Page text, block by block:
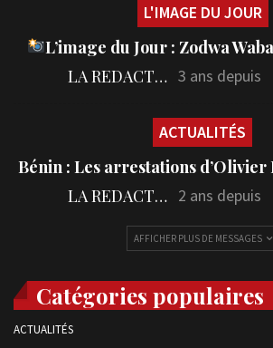
L'IMAGE DU JOUR
L’image du Jour : Zodwa
LA REDACTION 3 ans depuis
ACTUALITÉS
Bénin : Les arrestations
LA REDACTION 2 ans depuis
AFFICHER PLUS DE MESSAGES
Catégories populaires
ACTUALITÉS